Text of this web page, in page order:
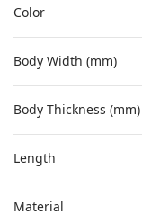
Color
Body Width (mm)
Body Thickness (mm)
Length
Material